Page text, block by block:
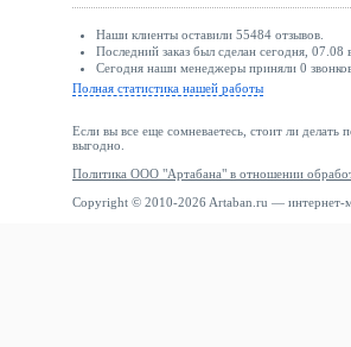
Наши клиенты оставили 55484 отзывов.
Последний заказ был сделан сегодня,
Сегодня наши менеджеры приняли 0
Полная статистика нашей работы
Если вы все еще сомневаетесь, стоит ли делать
выгодно.
Политика ООО "Артабана" в отношении
Copyright © 2010-2026 Artaban.ru — интернет-